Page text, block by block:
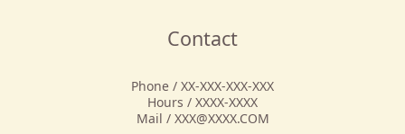
Contact
Phone / XX-XXX-XXX-XXX
Hours / XXXX-XXXX
Mail / XXX@XXXX.COM